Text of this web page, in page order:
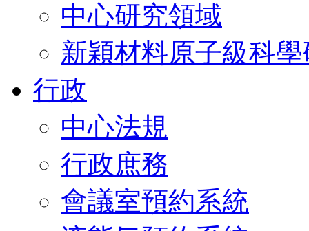
中心研究領域
新穎材料原子級科
行政
中心法規
行政庶務
會議室預約系統